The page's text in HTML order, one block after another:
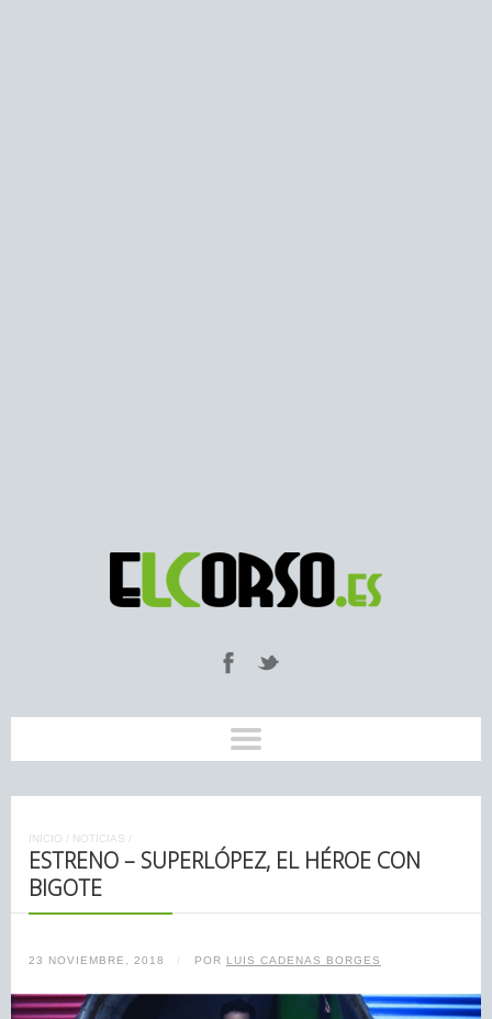
INICIO / NOTICIAS /
ESTRENO – SUPERLÓPEZ, EL HÉROE CON
BIGOTE
23 NOVIEMBRE, 2018 / POR LUIS CADENAS BORGES